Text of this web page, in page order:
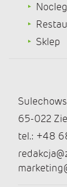
Sklep
65-022
tel.: +48